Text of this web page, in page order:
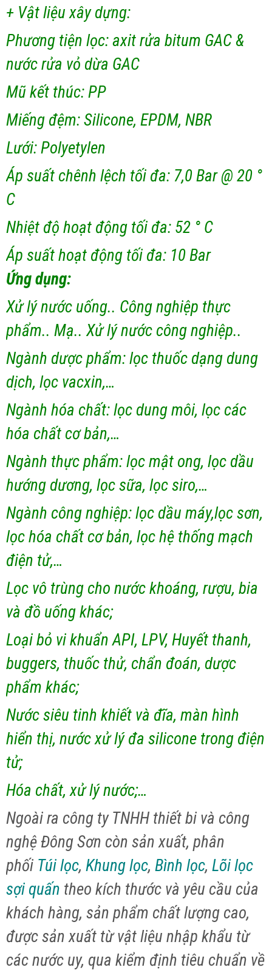
+ Vật liệu xây dựng:
Phương tiện lọc: axit rửa bitum GAC &
nước rửa vỏ dừa GAC
Mũ kết thúc: PP
Miếng đệm: Silicone, EPDM, NBR
Lưới: Polyetylen
Áp suất chênh lệch tối đa: 7,0 Bar @ 20 °
C
Nhiệt độ hoạt động tối đa: 52 ° C
Áp suất hoạt động tối đa: 10 Bar
Ứng dụng:
Xử lý nước uống.. Công nghiệp thực
phẩm.. Mạ.. Xử lý nước công nghiệp..
Ngành dược phẩm: lọc thuốc dạng dung
dịch, lọc vacxin,…
Ngành hóa chất: lọc dung môi, lọc các
hóa chất cơ bản,…
Ngành thực phẩm: lọc mật ong, lọc dầu
hướng dương, lọc sữa, lọc siro,…
Ngành công nghiệp: lọc dầu máy,lọc sơn,
lọc hóa chất cơ bản, lọc hệ thống mạch
điện tử,…
Lọc vô trùng cho nước khoáng, rượu, bia
và đồ uống khác;
Loại bỏ vi khuẩn API, LPV, Huyết thanh,
buggers, thuốc thử, chẩn đoán, dược
phẩm khác;
Nước siêu tinh khiết và đĩa, màn hình
hiển thị, nước xử lý đa silicone trong điện
tử;
Hóa chất, xử lý nước;…
Ngoài ra công ty TNHH thiết bi và công
nghệ Đông Sơn còn sản xuất, phân
phối Túi lọc, Khung lọc, Bình lọc, Lõi lọc
sợi quấn theo kích thước và yêu cầu của
khách hàng, sản phẩm chất lượng cao,
được sản xuất từ vật liệu nhập khẩu từ
các nước uy, qua kiểm định tiêu chuẩn về